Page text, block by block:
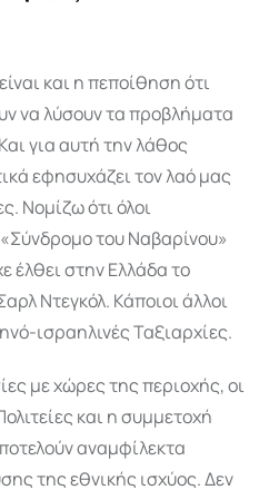
και η πεποίθηση ότι
να λύσουν τα προβλήματα
Και για αυτή την λάθος
εφησυχάζει τον λαό μας
Νομίζω ότι όλοι
του Ναβαρίνου»
έλθει στην Ελλάδα το
Ντεγκόλ. Κάποιοι άλλοι
ισραηλινές Ταξιαρχίες.
με χώρες της περιοχής, οι
και η συμμετοχή
αναμφίλεκτα
της εθνικής ισχύος. Δεν